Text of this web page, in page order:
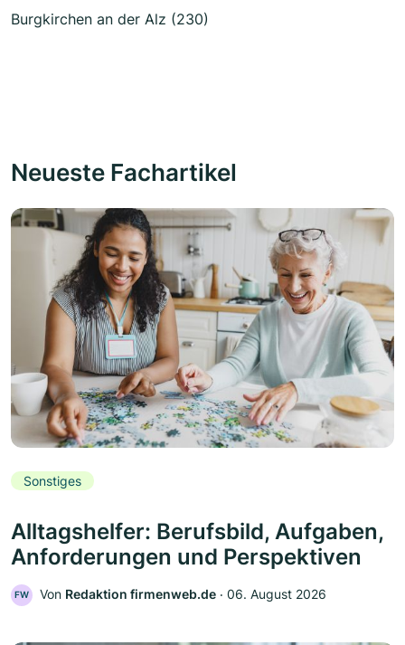
Burgkirchen an der Alz (230)
Neueste Fachartikel
Sonstiges
Alltagshelfer: Berufsbild, Aufgaben,
Anforderungen und Perspektiven
FW Von Redaktion firmenweb.de ‧ 06. August 2026